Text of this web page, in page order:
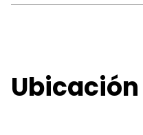
Ubicación